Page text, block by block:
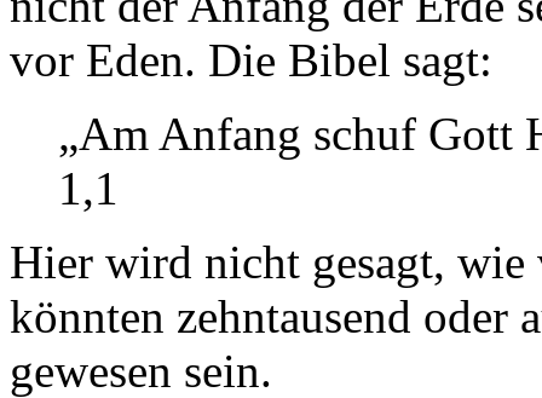
vor Eden. Die Bibel sagt:
„Am Anfang schuf Gott
1,1
Hier wird nicht gesagt, wie
könnten zehntausend oder
gewesen sein.